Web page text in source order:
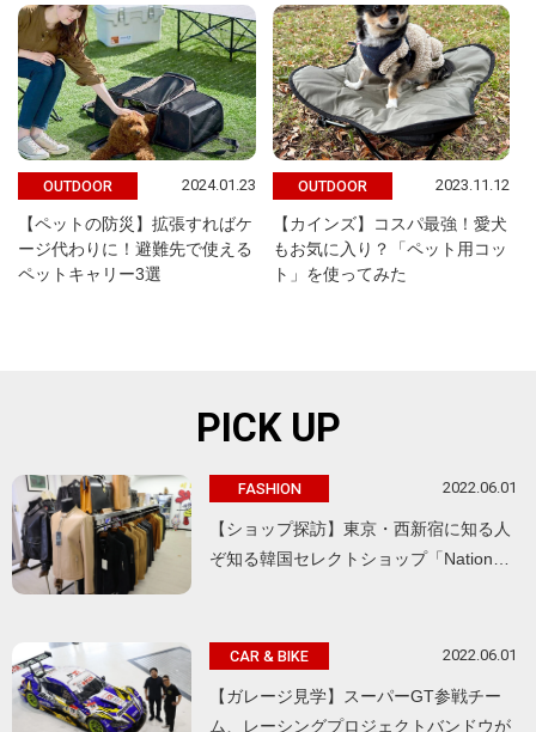
OUTDOOR 2024.01.23
【ペットの防災】拡張すればケ
ージ代わりに！避難先で使える
ペットキャリー3選
OUTDOOR 2023.11.12
【カインズ】コスパ最強！愛犬
もお気に入り？「ペット用コッ
ト」を使ってみた
PICK UP
FASHION 2022.06.01
【ショップ探訪】東京・西新宿に知る人
ぞ知る韓国セレクトショップ「Nation…
CAR & BIKE 2022.06.01
【ガレージ見学】スーパーGT参戦チー
ム、レーシングプロジェクトバンドウが